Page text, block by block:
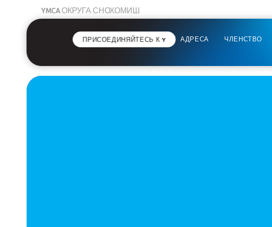
YMCA ОКРУГА СНОХОМИШ
ПРИСОЕДИНЯЙТЕСЬ К Y АДРЕСА ЧЛЕНСТВО